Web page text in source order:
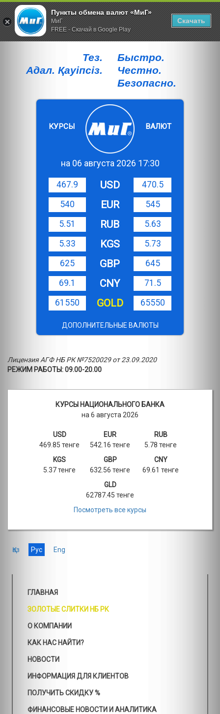
Тез.
Адал. Қауiпсiз.
Быстро.
Честно.
Безопасно.
КУРСЫ ВАЛЮТ
на 06 августа 2026 17:30
467.9 USD
470.5
540
EUR
545
5.51
RUB
5.63
5.33
KGS
5.73
625
GBP
645
69.1
CNY
71.5
61550
GOLD 65550
ДОПОЛНИТЕЛЬНЫЕ ВАЛЮТЫ
Лицензия АГФ НБ РК №7520029 от 23.09.2020
РЕЖИМ РАБОТЫ: 09.00-20.00
КУРСЫ НАЦИОНАЛЬНОГО БАНКА
на 6 августа 2026
USD
469.85 тенге
EUR
542.16 тенге
RUB
5.78 тенге
KGS
5.37 тенге
GBP
632.56 тенге
CNY
69.61 тенге
GLD
62787.45 тенге
Посмотреть все курсы
Қаз Рус Eng
ГЛАВНАЯ
ЗОЛОТЫЕ СЛИТКИ НБ РК
О КОМПАНИИ
КАК НАС НАЙТИ?
НОВОСТИ
ИНФОРМАЦИЯ ДЛЯ КЛИЕНТОВ
ПОЛУЧИТЬ СКИДКУ %
ФИНАНСОВЫЕ НОВОСТИ И АНАЛИТИКА
Пункты обмена валют «МиГ»
МиГ
FREE - Скачай в Google Play
Скачать